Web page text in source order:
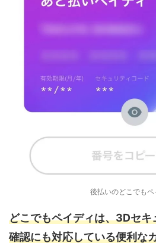
後払いのどこでもペ
どこでもペイディは、3Dセキ
確認にも対応している便利な